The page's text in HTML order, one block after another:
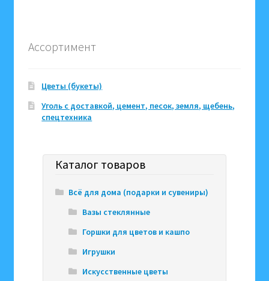
Ассортимент
Цветы (букеты)
Уголь с доставкой, цемент, песок, земля, щебень,
спецтехника
Каталог товаров
Всё для дома (подарки и сувениры)
Вазы стеклянные
Горшки для цветов и кашпо
Игрушки
Искусственные цветы